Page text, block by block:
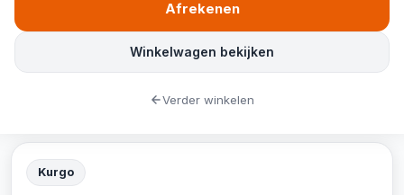
Kurgo
Winkelwagen bekijken
Afrekenen
Verder winkelen